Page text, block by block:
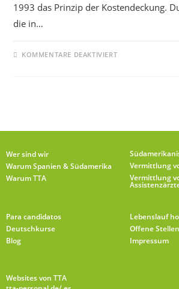
1993 das Prinzip der Kostendeckung.
die in…
KOMMENTARE DEAKTIVIERT
Wer sind wir
Warum Spanien & Südamerika
Warum TTA
Vermittlung
Vermittlung
Para candidatos
Deutschkurse
Blog
Lebenslauf
Offene Stellen
Impressum
Websites von TTA